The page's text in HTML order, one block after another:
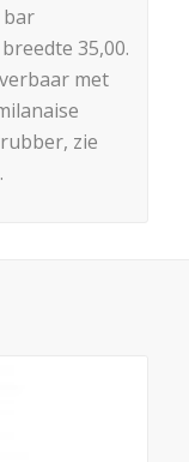
bar
35,00.
met
zie